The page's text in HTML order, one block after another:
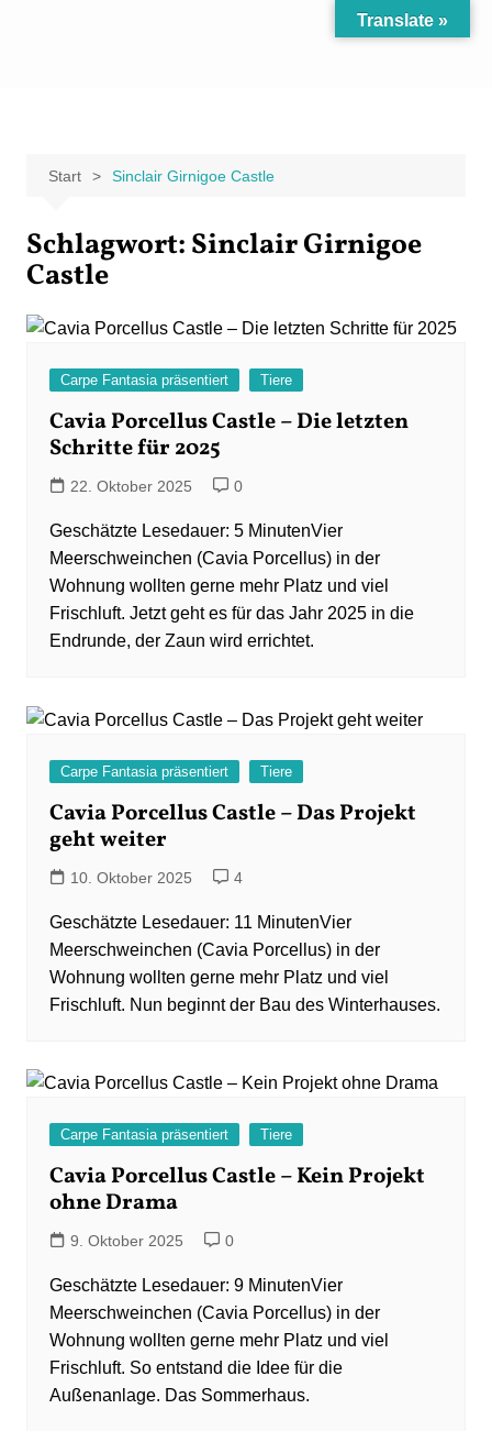
Start Sinclair Girnigoe Castle
Schlagwort:Sinclair Girnigoe
Castle
Carpe Fantasia präsentiert Tiere
Cavia Porcellus Castle – Die letzten
Schritte für 2025
22. Oktober 2025 0
Vier
Meerschweinchen (Cavia Porcellus) in der
Wohnung wollten gerne mehr Platz und viel
Frischluft. Jetzt geht es für das Jahr 2025 in die
Endrunde, der Zaun wird errichtet.
Carpe Fantasia präsentiert Tiere
Cavia Porcellus Castle – Das Projekt
geht weiter
10. Oktober 2025 4
Vier
Meerschweinchen (Cavia Porcellus) in der
Wohnung wollten gerne mehr Platz und viel
Frischluft. Nun beginnt der Bau des Winterhauses.
Carpe Fantasia präsentiert Tiere
Cavia Porcellus Castle – Kein Projekt
ohne Drama
9. Oktober 2025 0
Vier
Meerschweinchen (Cavia Porcellus) in der
Wohnung wollten gerne mehr Platz und viel
Frischluft. So entstand die Idee für die
Außenanlage. Das Sommerhaus.
Translate »